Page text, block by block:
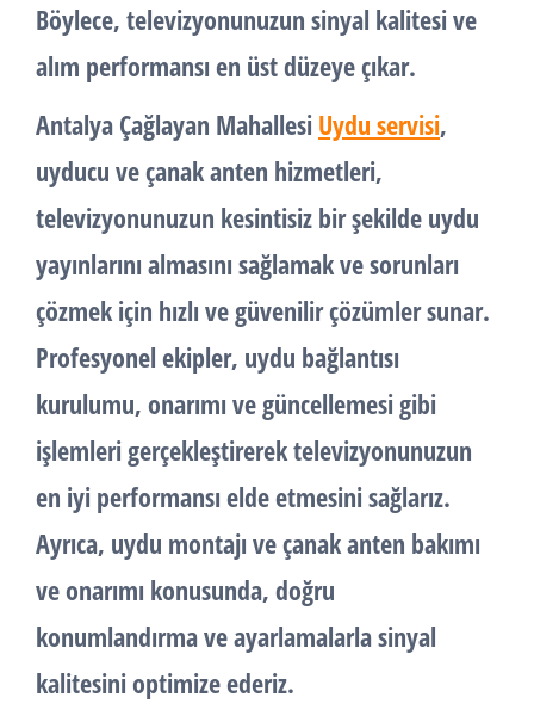
Böylece, televizyonunuzun sinyal kalitesi ve
alım performansı en üst düzeye çıkar.
Antalya Çağlayan Mahallesi Uydu servisi,
uyducu veçanak anten hizmetleri,
televizyonunuzun kesintisiz bir şekilde uydu
yayınlarını almasını sağlamak ve sorunları
çözmek için hızlı ve güvenilir çözümler sunar.
Profesyonel ekipler, uydu bağlantısı
kurulumu, onarımı ve güncellemesi gibi
işlemleri gerçekleştirerek televizyonunuzun
en iyi performansı elde etmesini sağlarız.
Ayrıca, uydu montajı veçanak anten bakımı
ve onarımı konusunda, doğru
konumlandırma ve ayarlamalarla sinyal
kalitesini optimize ederiz.